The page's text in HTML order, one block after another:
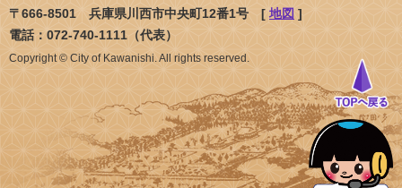
〒666-8501 兵庫県川西市中央町12番1号 [ 地図 ]
電話：072-740-1111（代表）
Copyright © City of Kawanishi. All rights reserved.